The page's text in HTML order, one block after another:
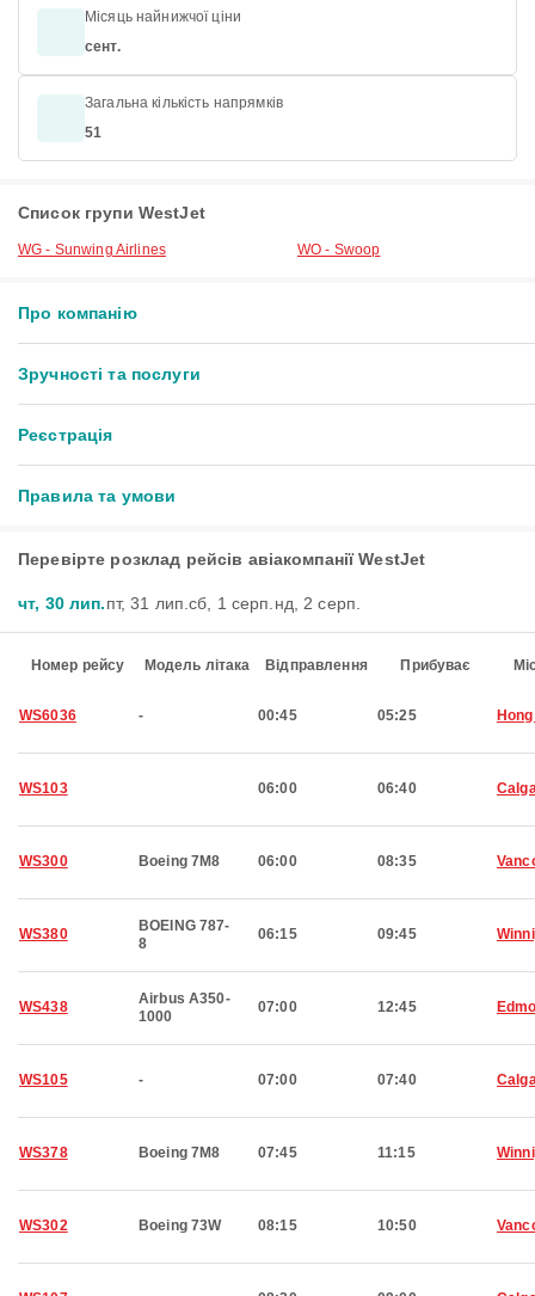
Місяць найнижчої ціни
сент.
Загальна кількість напрямків
51
Список групи WestJet
WG - Sunwing Airlines WO - Swoop
Про компанію
Зручності та послуги
Реєстрація
Правила та умови
Перевірте розклад рейсів авіакомпанії WestJet
чт, 30 лип.пт, 31 лип.сб, 1 серп. нд, 2 серп.
Номер рейсу Модель літака Відправлення Прибуває
WS6036 - 00:45 05:25
WS103 06:00 06:40
WS300 Boeing 7M8 06:00 08:35
WS380
BOEING 787-
8
06:15 09:45
WS438
Airbus A350-
1000
07:00 12:45
WS105 - 07:00 07:40
WS378 Boeing 7M8 07:45 11:15
WS302 Boeing 73W 08:15 10:50